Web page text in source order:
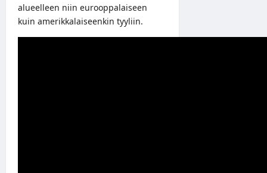
alueelleen niin eurooppalaiseen
kuin amerikkalaiseenkin tyyliin.